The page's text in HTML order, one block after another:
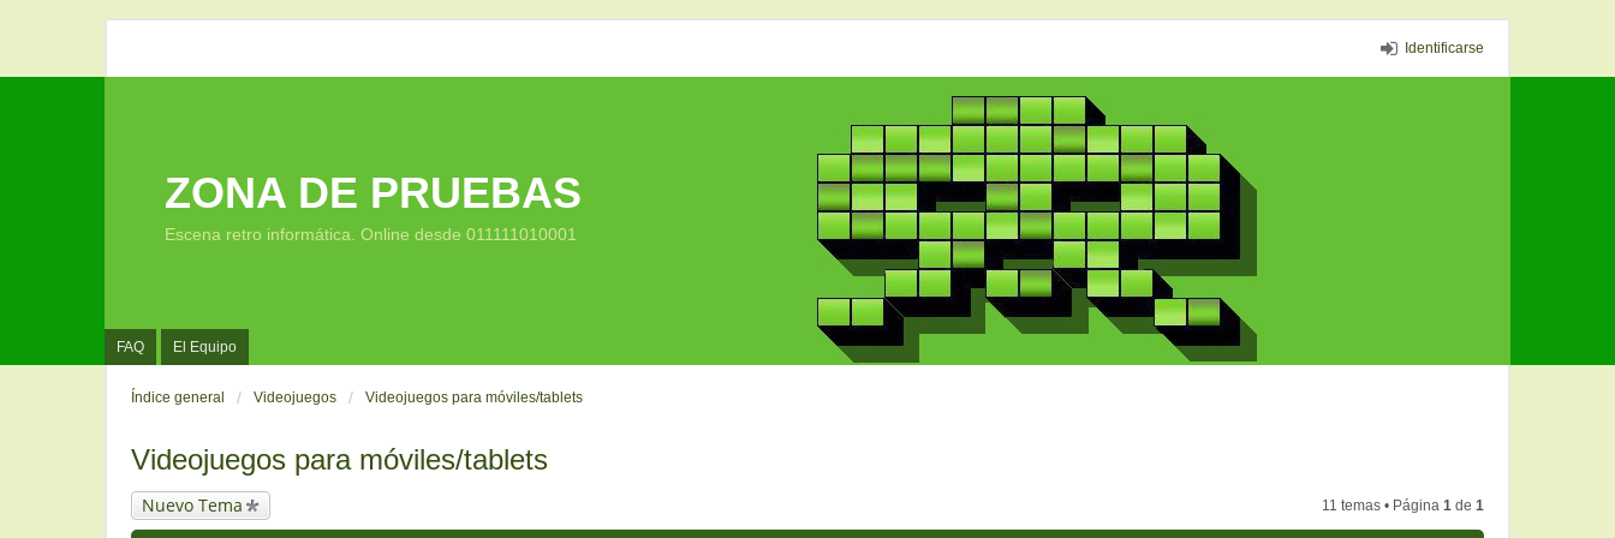
Identificarse
FAQ El Equipo
ZONA DE PRUEBAS
Escena retro informática. Online desde 011111010001
Índice general Videojuegos Videojuegos para móviles/tablets
Videojuegos para móviles/tablets
Nuevo Tema 11 temas • Página 1 de 1